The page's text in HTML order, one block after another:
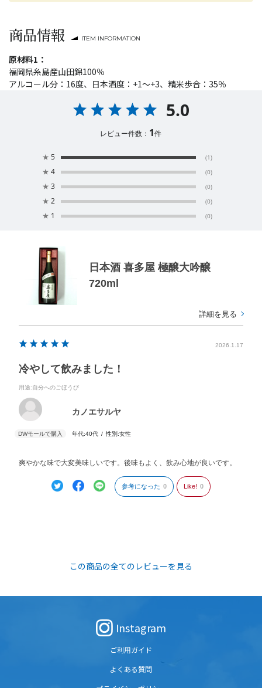
商品情報 ITEM INFORMATION
原材料1：
福岡県糸島産山田錦100％
アルコール分：16度、日本酒度：+1～+3、精米歩合：35％
5.0
レビュー件数： 1件
★ 5 (1)
★ 4 (0)
★ 3 (0)
★ 2 (0)
★ 1 (0)
日本酒 喜多屋 極醸大吟醸
720ml
詳細を見る
2026.1.17
冷やして飲みました！
用途:自分へのごほうび
カノエサルヤ
年代:40代 性別:女性
爽やかな味で大変美味しいです。後味もよく、飲み心地が良いです。
参考になった 0 Like! 0
この商品の全てのレビューを見る
Instagram
ご利用ガイド
よくある質問